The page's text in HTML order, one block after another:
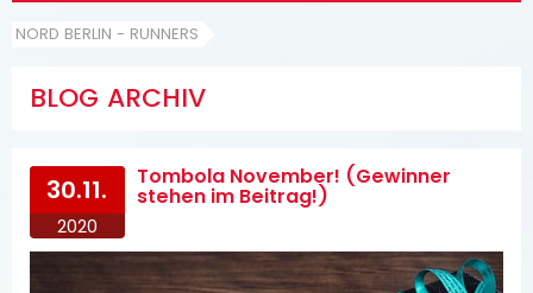
NORD BERLIN - RUNNERS
BLOG ARCHIV
30.11.
2020
Tombola November! (Gewinner
stehen im Beitrag!)